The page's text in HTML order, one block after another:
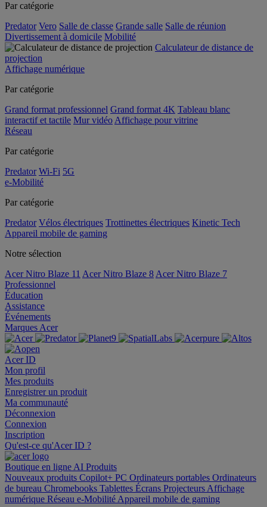
Par catégorie
Predator Vero Salle de classe Grande salle Salle de réunion
Divertissement à domicile Mobilité
Calculateur de distance de
projection
Affichage numérique
Par catégorie
Grand format professionnel Grand format 4K Tableau blanc
interactif et tactile Mur vidéo Affichage pour vitrine
Réseau
Par catégorie
Predator Wi-Fi 5G
e-Mobilité
Par catégorie
Predator Vélos électriques Trottinettes électriques Kinetic Tech
Appareil mobile de gaming
Notre sélection
Acer Nitro Blaze 11 Acer Nitro Blaze 8 Acer Nitro Blaze 7
Professionnel
Éducation
Assistance
Événements
Marques Acer
Acer ID
Mon profil
Mes produits
Enregistrer un produit
Ma communauté
Déconnexion
Connexion
Inscription
Qu'est-ce qu'Acer ID ?
Boutique en ligne AI Produits
Nouveaux produits Copilot+ PC Ordinateurs portables Ordinateurs
de bureau Chromebooks Tablettes Écrans Projecteurs Affichage
numérique Réseau e-Mobilité Appareil mobile de gaming